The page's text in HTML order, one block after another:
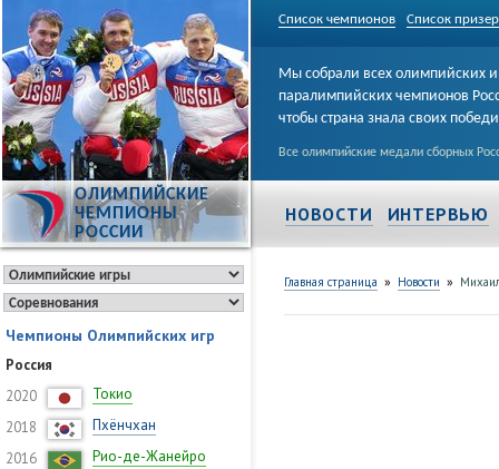
Список чемпионов Список
ОЛИМПИЙСКИЕ
ЧЕМПИОНЫ
РОССИИ
Мы собрали всех олимпийских и
паралимпийских чемпионов
чтобы страна знала своих
Все олимпийские медали сборных
НОВОСТИ ИНТЕРВЬЮ
Чемпионы Олимпийских игр
Россия
2020
Токио
2018
Пхёнчхан
2016
Рио-де-Жанейро
Главная страница » Новости »